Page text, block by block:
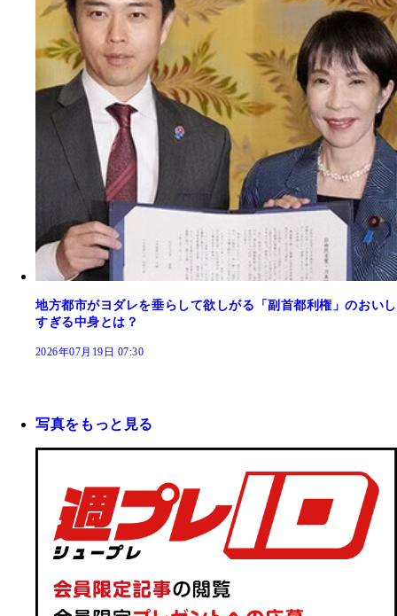
地方都市がヨダレを垂らして欲しがる「副首都利権」のおいし
すぎる中身とは？
2026年07月19日 07:30
写真をもっと見る